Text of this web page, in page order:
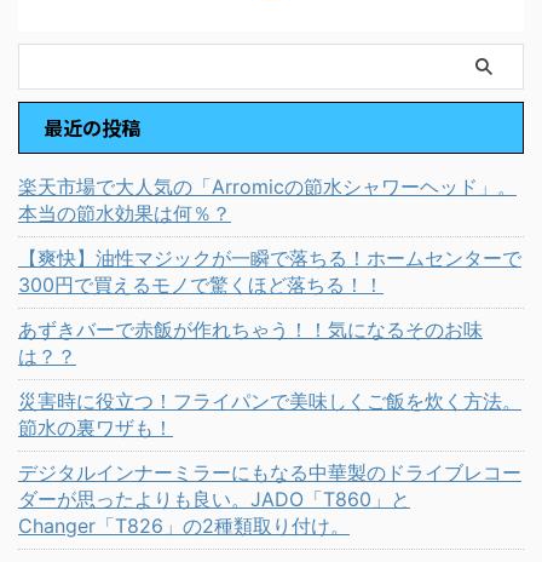
最近の投稿
楽天市場で大人気の「Arromicの節水シャワーヘッド」。
本当の節水効果は何％？
【爽快】油性マジックが一瞬で落ちる！ホームセンターで
300円で買えるモノで驚くほど落ちる！！
あずきバーで赤飯が作れちゃう！！気になるそのお味
は？？
災害時に役立つ！フライパンで美味しくご飯を炊く方法。
節水の裏ワザも！
デジタルインナーミラーにもなる中華製のドライブレコー
ダーが思ったよりも良い。JADO「T860」と
Changer「T826」の2種類取り付け。